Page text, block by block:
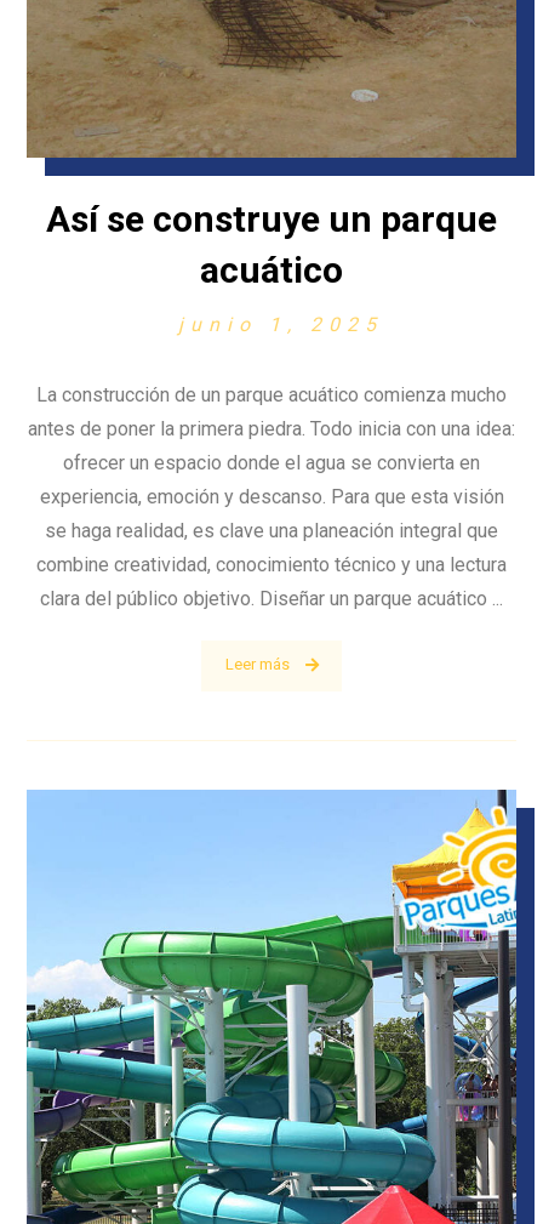
Así se construye un parque
acuático
junio 1, 2025
La construcción de un parque acuático comienza mucho
antes de poner la primera piedra. Todo inicia con una idea:
ofrecer un espacio donde el agua se convierta en
experiencia, emoción y descanso. Para que esta visión
se haga realidad, es clave una planeación integral que
combine creatividad, conocimiento técnico y una lectura
clara del público objetivo. Diseñar un parque acuático ...
Leer más